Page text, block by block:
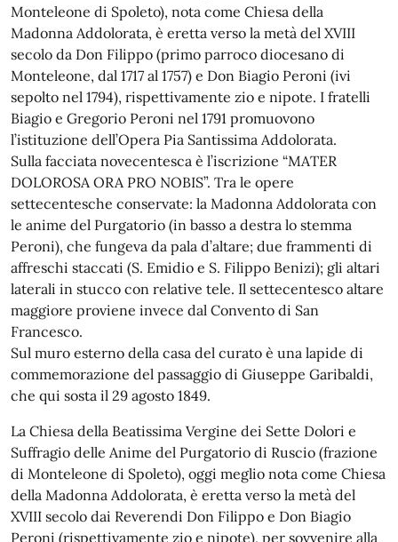
Monteleone di Spoleto), nota come Chiesa della
Madonna Addolorata, è eretta verso la metà del XVIII
secolo da Don Filippo (primo parroco diocesano di
Monteleone, dal 1717 al 1757) e Don Biagio Peroni (ivi
sepolto nel 1794), rispettivamente zio e nipote. I fratelli
Biagio e Gregorio Peroni nel 1791 promuovono
l’istituzione dell’Opera Pia Santissima Addolorata.
Sulla facciata novecentesca è l’iscrizione “MATER
DOLOROSA ORA PRO NOBIS”. Tra le opere
settecentesche conservate: la Madonna Addolorata con
le anime del Purgatorio (in basso a destra lo stemma
Peroni), che fungeva da pala d’altare; due frammenti di
affreschi staccati (S. Emidio e S. Filippo Benizi); gli altari
laterali in stucco con relative tele. Il settecentesco altare
maggiore proviene invece dal Convento di San
Francesco.
Sul muro esterno della casa del curato è una lapide di
commemorazione del passaggio di Giuseppe Garibaldi,
che qui sosta il 29 agosto 1849.
La Chiesa della Beatissima Vergine dei Sette Dolori e
Suffragio delle Anime del Purgatorio di Ruscio (frazione
di Monteleone di Spoleto), oggi meglio nota come Chiesa
della Madonna Addolorata, è eretta verso la metà del
XVIII secolo dai Reverendi Don Filippo e Don Biagio
Peroni (rispettivamente zio e nipote), per sovvenire alla